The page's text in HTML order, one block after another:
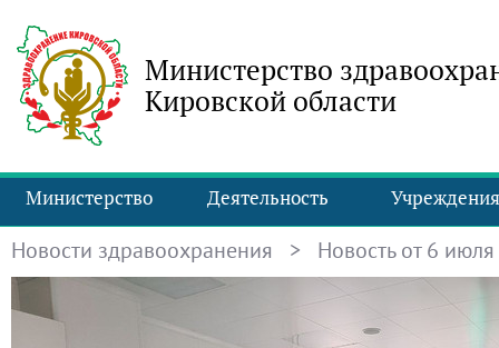
Министерство
Кировской области
Министерство Деятельность Учреждения
Новости здравоохранения > Новость от 6 июля